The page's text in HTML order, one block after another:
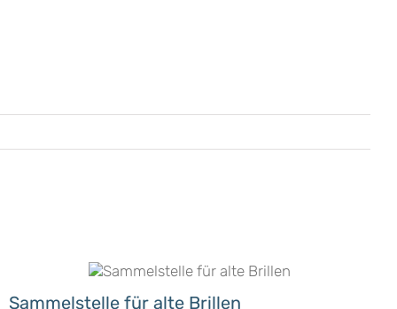
Sammelstelle für alte Brillen